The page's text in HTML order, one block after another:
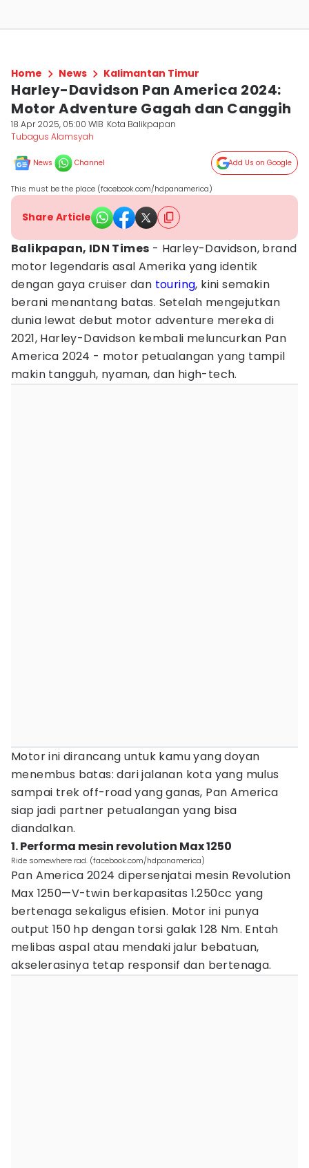
Home News Kalimantan Timur
Harley-Davidson Pan America 2024:
Motor Adventure Gagah dan Canggih
18 Apr 2025, 05:00 WIB Kota Balikpapan
Tubagus Alamsyah
News Channel Add Us on Google
This must be the place (facebook.com/hdpanamerica)
Share Article
Balikpapan, IDN Times - Harley-Davidson, brand
motor legendaris asal Amerika yang identik
dengan gaya cruiser dan touring, kini semakin
berani menantang batas. Setelah mengejutkan
dunia lewat debut motor adventure mereka di
2021, Harley-Davidson kembali meluncurkan Pan
America 2024 - motor petualangan yang tampil
makin tangguh, nyaman, dan high-tech.
Motor ini dirancang untuk kamu yang doyan
menembus batas: dari jalanan kota yang mulus
sampai trek off-road yang ganas, Pan America
siap jadi partner petualangan yang bisa
diandalkan.
1. Performa mesin revolution Max 1250
Ride somewhere rad. (facebook.com/hdpanamerica)
Pan America 2024 dipersenjatai mesin Revolution
Max 1250—V-twin berkapasitas 1.250cc yang
bertenaga sekaligus efisien. Motor ini punya
output 150 hp dengan torsi galak 128 Nm. Entah
melibas aspal atau mendaki jalur bebatuan,
akselerasinya tetap responsif dan bertenaga.